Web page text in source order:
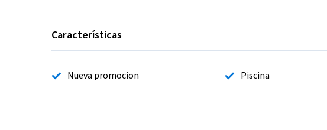
Características
Nueva promocion Piscina